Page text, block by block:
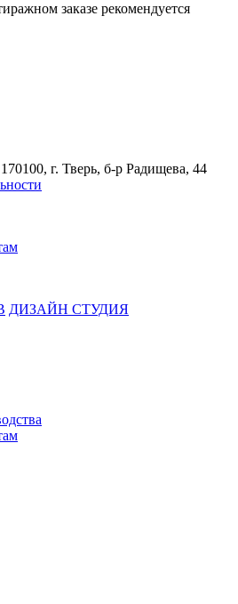
заказе рекомендуется
г. Тверь, б-р Радищева, 44
ДИЗАЙН СТУДИЯ